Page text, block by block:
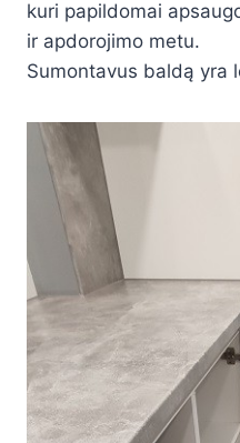
kuri papildomai
ir apdorojimo metu.
Sumontavus baldą yra